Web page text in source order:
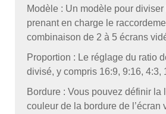
Modèle : Un modèle pour
prenant en charge le
combinaison de 2 à 5 écrans
Proportion : Le réglage du ratio
divisé, y compris 16:9, 9:16, 4:3,
Bordure : Vous pouvez définir la
couleur de la bordure de l’écran